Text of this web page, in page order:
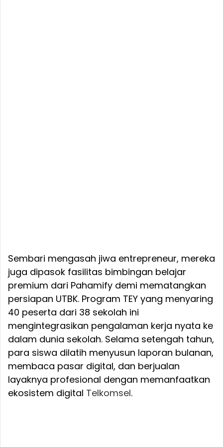
Sembari mengasah jiwa entrepreneur, mereka
juga dipasok fasilitas bimbingan belajar
premium dari Pahamify demi mematangkan
persiapan UTBK. Program TEY yang menyaring
40 peserta dari 38 sekolah ini
mengintegrasikan pengalaman kerja nyata ke
dalam dunia sekolah. Selama setengah tahun,
para siswa dilatih menyusun laporan bulanan,
membaca pasar digital, dan berjualan
layaknya profesional dengan memanfaatkan
ekosistem digital Telkomsel.